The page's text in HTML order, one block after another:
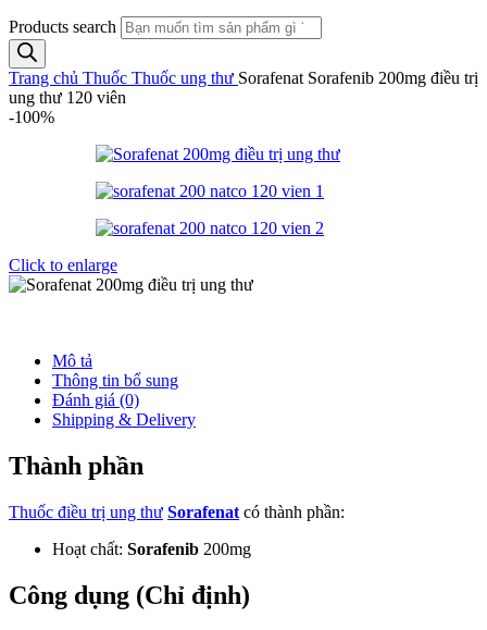
Products search
Trang chủ Thuốc Thuốc ung thư Sorafenat Sorafenib 200mg điều trị
ung thư 120 viên
-100%
Click to enlarge
Mô tả
Thông tin bổ sung
Đánh giá (0)
Shipping & Delivery
Thành phần
Thuốc điều trị ung thư Sorafenat có thành phần:
Hoạt chất: Sorafenib 200mg
Công dụng (Chỉ định)